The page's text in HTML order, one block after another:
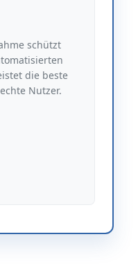
schützt
die beste
Nutzer.